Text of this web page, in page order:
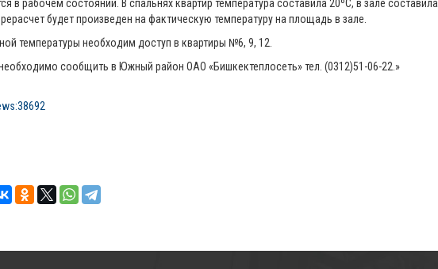
в рабочем состоянии. В спальнях квартир температура составила 20ºС, в зале составила
будет произведен на фактическую температуру на площадь в зале.
температуры необходим доступ в квартиры №6, 9, 12.
необходимо сообщить в Южный район ОАО «Бишкектеплосеть» тел. (0312)51-06-22.»